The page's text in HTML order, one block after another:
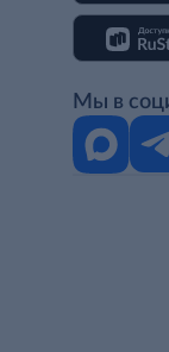
Мы в
Стань
Для